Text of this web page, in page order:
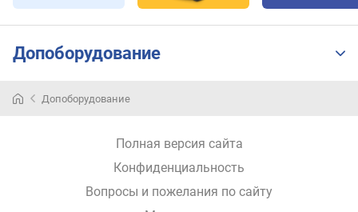
Допоборудование
Допоборудование
Полная версия сайта
Конфиденциальность
Вопросы и пожелания по сайту